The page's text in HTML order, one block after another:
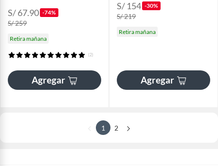
S/ 67.90 -74%
S/ 259
Retira mañana
(2)
Agregar
S/ 154 -30%
S/ 219
Retira mañana
Agregar
1 2